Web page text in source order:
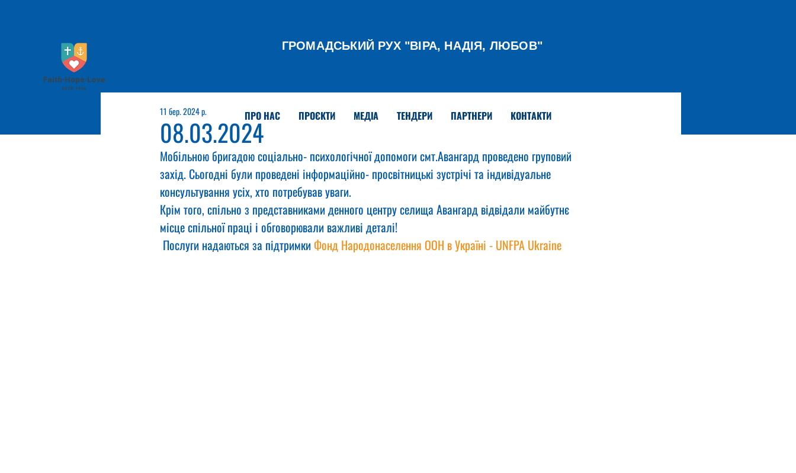
ГРОМАДСЬКИЙ РУХ "ВІРА, НАДІЯ, ЛЮБОВ"
ПРО НАС ПРОЄКТИ МЕДІА ТЕНДЕРИ ПАРТНЕРИ КОНТАКТИ
08.03.2024
11 бер. 2024 р.
Мобільною бригадою соціально- психологічної допомоги смт.Авангард проведено груповий
захід. Сьогодні були проведені інформаційно- просвітницькі зустрічі та індивідуальне
консультування усіх, хто потребував уваги.
Крім того, спільно з представниками денного центру селища Авангард відвідали майбутнє
місце спільної праці і обговорювали важливі деталі!
Послуги надаються за підтримки Фонд Народонаселення ООН в Україні - UNFPA Ukraine